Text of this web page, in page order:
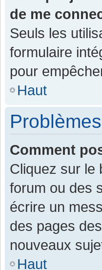
de me
Seuls les
formulaire
pour
Haut
Comment
Cliquez sur le
forum ou des
écrire un
des pages
nouveaux
Haut